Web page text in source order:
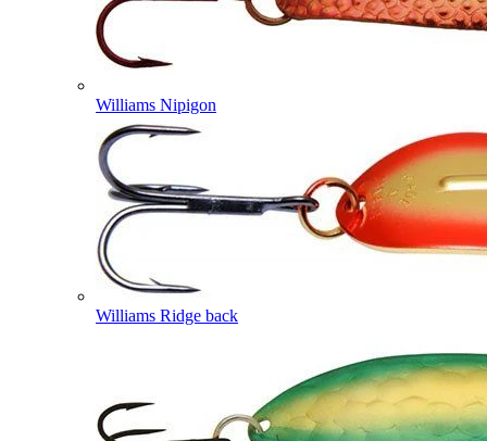
Williams Nipigon
Williams Ridge back